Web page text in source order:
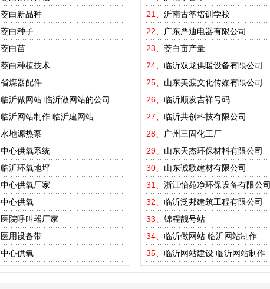
茭白新品种
茭白种子
茭白苗
茭白种植技术
省煤器配件
临沂做网站 临沂做网站的公司
临沂网站制作 临沂建网站
水地源热泵
中心供氧系统
临沂环氧地坪
中心供氧厂家
中心供氧
医院呼叫器厂家
医用设备带
中心供氧
21、 沂南古筝培训学校
22、
广东严迪电器有限公司
23、 茭白亩产量
24、 临沂双龙供暖设备有限公司
25、 山东美渡文化传媒有限公司
26、 临沂顺发吉祥号码
27、 临沂共创科技有限公司
28、
广州三固化工厂
29、 山东天杰环保材料有限公司
30、 山东诚歌建材有限公司
31、 浙江怡苑净环保设备有限公司
32、 临沂泛邦建筑工程有限公司
33、 锦程靓号站
34、 临沂做网站 临沂网站制作
35、 临沂网站建设 临沂网站制作